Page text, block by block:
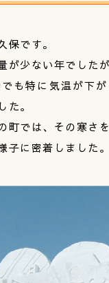
保です。
が少ない年でした
も特に気温が下
。
町では、その寒さ
子に密着しました。